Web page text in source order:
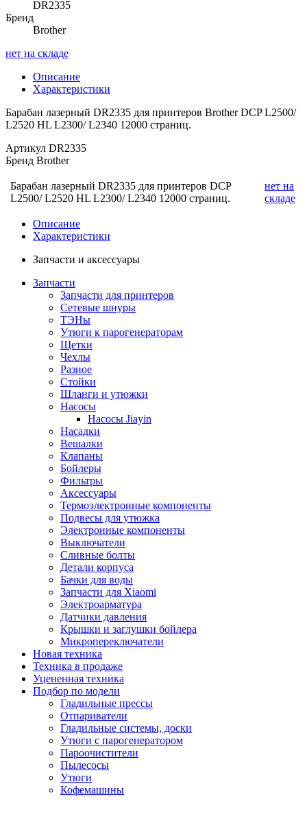
DR2335
Бренд
Brother
нет на складе
Описание
Характеристики
Барабан лазерный DR2335 для принтеров Brother DCP L2500/
L2520 HL L2300/ L2340 12000 страниц.
Артикул DR2335
Бренд Brother
Барабан лазерный DR2335 для принтеров DCP
L2500/ L2520 HL L2300/ L2340 12000 страниц.
нет на
складе
Описание
Характеристики
Запчасти и аксессуары
Запчасти
Запчасти для принтеров
Сетевые шнуры
ТЭНы
Утюги к парогенераторам
Щетки
Чехлы
Разное
Стойки
Шланги и утюжки
Насосы
Насосы Jiayin
Насадки
Вешалки
Клапаны
Бойлеры
Фильтры
Аксессуары
Термоэлектронные компоненты
Подвесы для утюжка
Электронные компоненты
Выключатели
Сливные болты
Детали корпуса
Бачки для воды
Запчасти для Xiaomi
Электроарматура
Датчики давления
Крышки и заглушки бойлера
Микропереключатели
Новая техника
Техника в продаже
Уцененная техника
Подбор по модели
Гладильные прессы
Отпариватели
Гладильные системы, доски
Утюги с парогенератором
Пароочистители
Пылесосы
Утюги
Кофемашины